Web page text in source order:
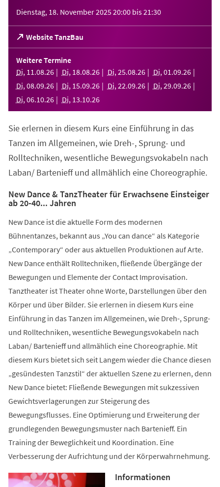
Dienstag, 18. November 202520:00 bis21:30
Website TanzBau
(Öffnet
in
einem
neuen
Tab)
Weitere Termine
Di, 11 .08.26 Di, 18.08.26 Di, 25.08.26 Di, 01 .09.26
Di, 08.09.26 Di, 15.09.26 Di, 22.09.26 Di, 29.09.26
Di, 06.10.26 Di, 13.10.26
Sie erlernen in diesem Kurs eine Einführung in das
Tanzen im Allgemeinen, wie Dreh-, Sprung- und
Rolltechniken, wesentliche Bewegungsvokabeln nach
Laban/ Bartenieff und allmählich eine Choreographie.
New Dance & TanzTheater für Erwachsene Einsteiger
ab 20-40... Jahren
New Dance ist die aktuelle Form des modernen
Bühnentanzes, bekannt aus „You can dance“ als Kategorie
„Contemporary“ oder aus aktuellen Produktionen auf Arte.
New Dance enthält Rolltechniken, fließende Übergänge der
Bewegungen und Elemente der Contact Improvisation.
Tanztheater ist Theater ohne Worte, Darstellungen über den
Körper und über Bilder. Sie erlernen in diesem Kurs eine
Einführung in das Tanzen im Allgemeinen, wie Dreh-, Sprung-
und Rolltechniken, wesentliche Bewegungsvokabeln nach
Laban/ Bartenieff und allmählich eine Choreographie. Mit
diesem Kurs bietet sich seit Langem wieder die Chance diesen
„gesündesten Tanzstil“ der aktuellen Szene zu erlernen, denn
New Dance bietet: Fließende Bewegungen mit sukzessiven
Gewichtsverlagerungen zur Steigerung des
Bewegungsflusses. Eine Optimierung und Erweiterung der
grundlegenden Bewegungsmuster nach Bartenieff. Ein
Training der Beweglichkeit und Koordination. Eine
Verbesserung der Aufrichtung und der Körperwahrnehmung.
Informationen